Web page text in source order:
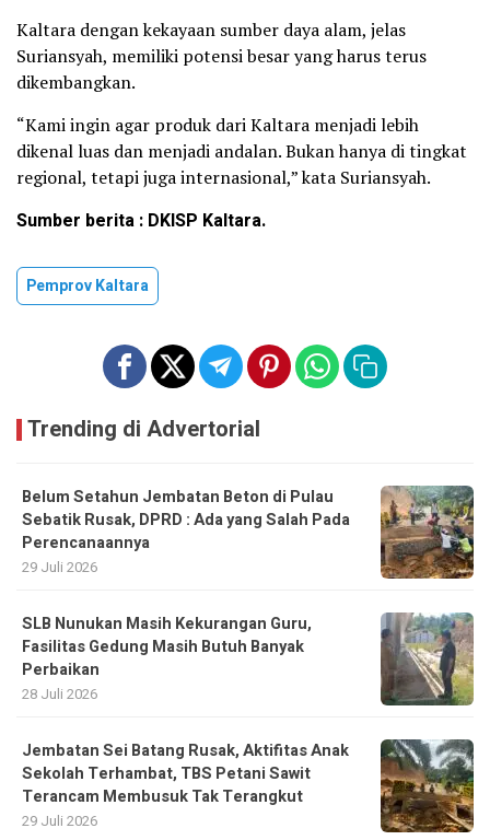
Kaltara dengan kekayaan sumber daya alam, jelas
Suriansyah, memiliki potensi besar yang harus terus
dikembangkan.
“Kami ingin agar produk dari Kaltara menjadi lebih
dikenal luas dan menjadi andalan. Bukan hanya di tingkat
regional, tetapi juga internasional,” kata Suriansyah.
Sumber berita : DKISP Kaltara.
Pemprov Kaltara
Trending di Advertorial
Belum Setahun Jembatan Beton di Pulau
Sebatik Rusak, DPRD : Ada yang Salah Pada
Perencanaannya
29 Juli 2026
SLB Nunukan Masih Kekurangan Guru,
Fasilitas Gedung Masih Butuh Banyak
Perbaikan
28 Juli 2026
Jembatan Sei Batang Rusak, Aktifitas Anak
Sekolah Terhambat, TBS Petani Sawit
Terancam Membusuk Tak Terangkut
29 Juli 2026